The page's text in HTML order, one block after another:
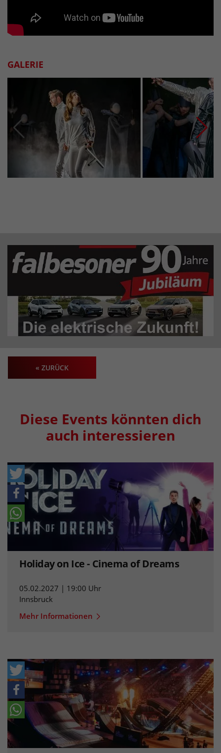
GALERIE
« ZURÜCK
Diese Events könnten dich
auch interessieren
Holiday on Ice - Cinema of Dreams
05.02.2027 | 19:00 Uhr
Innsbruck
Mehr Informationen